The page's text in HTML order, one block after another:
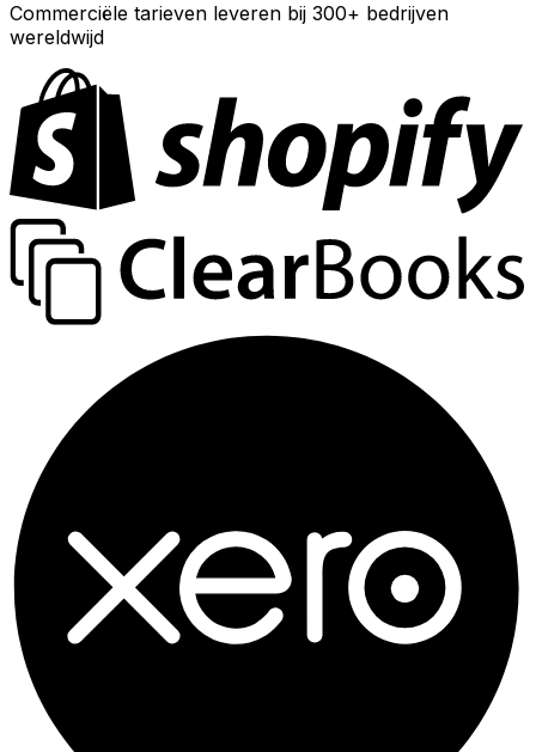
Commerciële tarieven leveren bij 300+ bedrijven
wereldwijd